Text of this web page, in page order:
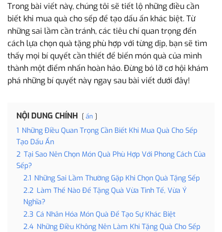
Trong bài viết này, chúng tôi sẽ tiết lộ những điều cần
biết khi mua quà cho sếp để tạo dấu ấn khác biệt. Từ
những sai lầm cần tránh, các tiêu chí quan trọng đến
cách lựa chọn quà tặng phù hợp với từng dịp, bạn sẽ tìm
thấy mọi bí quyết cần thiết để biến món quà của mình
thành một điểm nhấn hoàn hảo. Đừng bỏ lỡ cơ hội khám
phá những bí quyết này ngay sau bài viết dưới đây!
NỘI DUNG CHÍNH ẩn
1 Những Điều Quan Trọng Cần Biết Khi Mua Quà Cho Sếp
Tạo Dấu Ấn
2 Tại Sao Nên Chọn Món Quà Phù Hợp Với Phong Cách Của
Sếp?
2.1 Những Sai Lầm Thường Gặp Khi Chọn Quà Tặng Sếp
2.2 Làm Thế Nào Để Tặng Quà Vừa Tinh Tế, Vừa Ý
Nghĩa?
2.3 Cá Nhân Hóa Món Quà Để Tạo Sự Khác Biệt
2.4 Những Điều Không Nên Làm Khi Tặng Quà Cho Sếp